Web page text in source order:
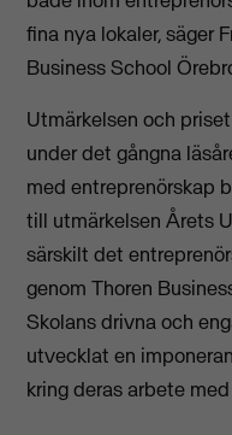
fina nya lokaler, säger
Business School
Utmärkelsen och
under det gångna
med entreprenörskap
till utmärkelsen Årets
särskilt det
genom Thoren
Skolans drivna och
utvecklat en
kring deras arbete